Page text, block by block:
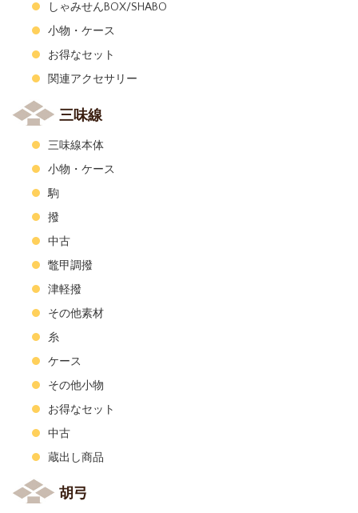
しゃみせんBOX/SHABO
小物・ケース
お得なセット
関連アクセサリー
三味線
三味線本体
小物・ケース
駒
撥
中古
鼈甲調撥
津軽撥
その他素材
糸
ケース
その他小物
お得なセット
中古
蔵出し商品
胡弓